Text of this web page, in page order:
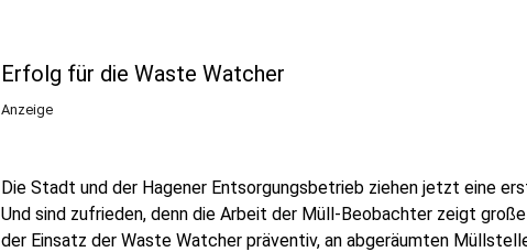
Erfolg für die Waste Watcher
Anzeige
Die Stadt und der Hagener Entsorgungsbetrieb ziehen jetzt eine
Und sind zufrieden, denn die Arbeit der Müll-Beobachter zeigt
der Einsatz der Waste Watcher präventiv, an abgeräumten